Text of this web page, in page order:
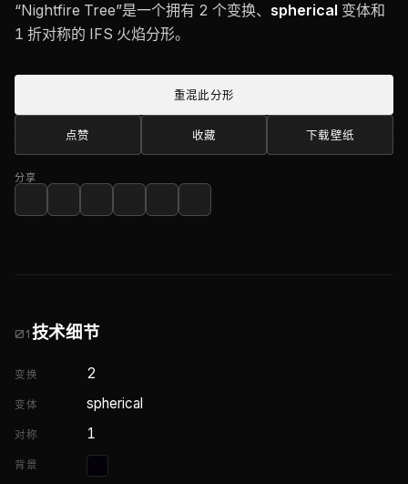
“Nightfire Tree”是一个拥有 2 个变换、 spherical 变体和
1 折对称的 IFS 火焰分形。
重混此分形
点赞 收藏 下载壁纸
分享
01技术细节
变换 2
变体 spherical
对称 1
背景